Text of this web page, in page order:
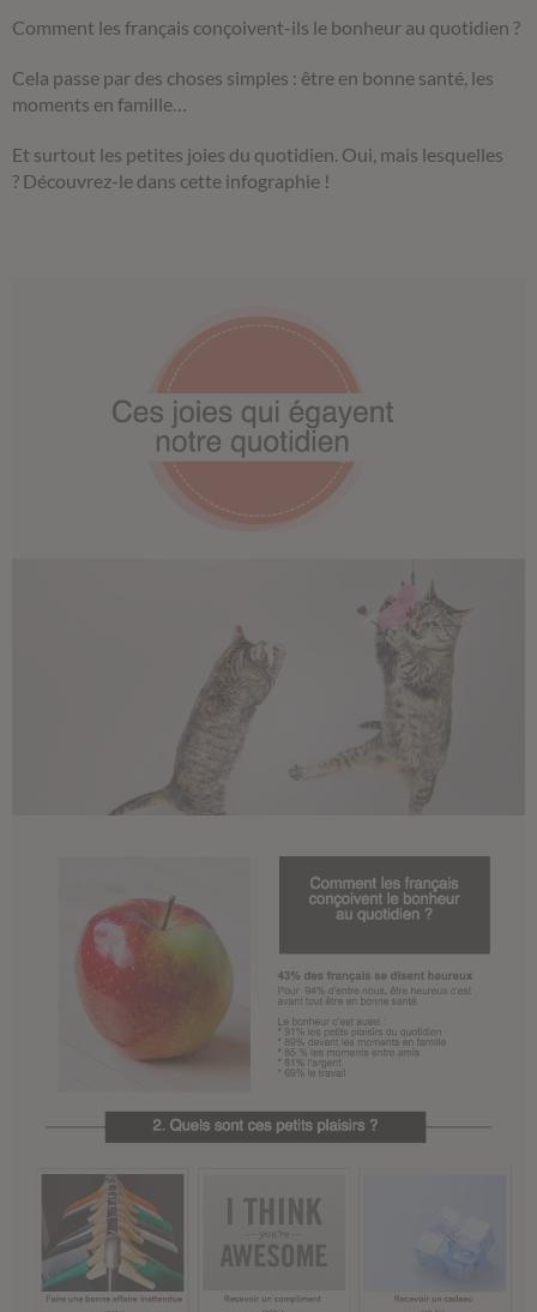
Comment les français conçoivent-ils le bonheur au quotidien ?
Cela passe par des choses simples : être en bonne santé, les
moments en famille…
Et surtout les petites joies du quotidien. Oui, mais lesquelles
? Découvrez-le dans cette infographie !